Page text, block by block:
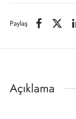
Paylaş
Açıklama